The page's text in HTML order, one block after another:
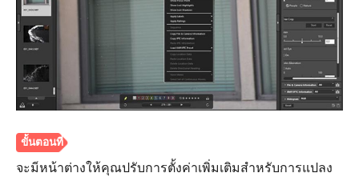
จะมีหน้าต่างให้คุณปรับการตั้งค่าเพิ่มเติมสำหรับการแปลง